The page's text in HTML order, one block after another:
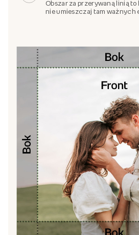
Obszar za przerywaną linią to
nie umieszczaj tam ważnych